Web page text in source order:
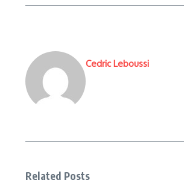
Cedric Leboussi
Related Posts